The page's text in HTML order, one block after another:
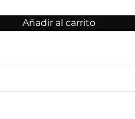
Añadir al carrito